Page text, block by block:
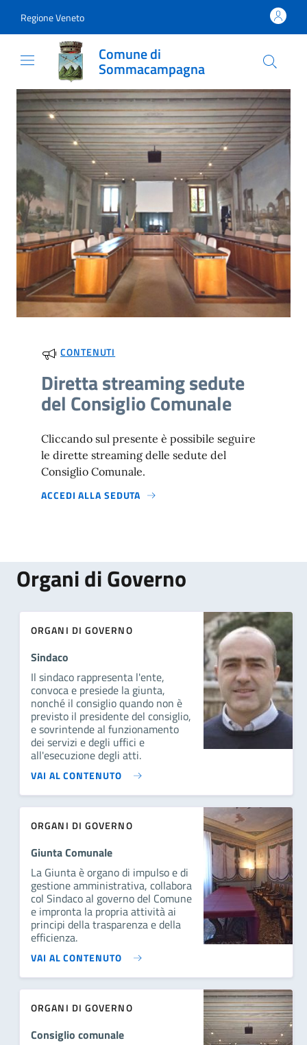
Regione Veneto
Comune di
Sommacampagna
CONTENUTI
Diretta streaming sedute
del Consiglio Comunale
Cliccando sul presente è possibile seguire
le dirette streaming delle sedute del
Consiglio Comunale.
ACCEDI ALLA SEDUTA
Organi di Governo
ORGANI DI GOVERNO
Sindaco
Il sindaco rappresenta l'ente,
convoca e presiede la giunta,
nonché il consiglio quando non è
previsto il presidente del consiglio,
e sovrintende al funzionamento
dei servizi e degli uffici e
all'esecuzione degli atti.
VAI AL CONTENUTO
ORGANI DI GOVERNO
Giunta Comunale
La Giunta è organo di impulso e di
gestione amministrativa, collabora
col Sindaco al governo del Comune
e impronta la propria attività ai
principi della trasparenza e della
efficienza.
VAI AL CONTENUTO
ORGANI DI GOVERNO
Consiglio comunale